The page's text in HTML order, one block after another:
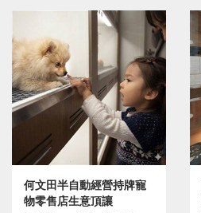
何文田半自動經營持牌寵
物零售店生意頂讓